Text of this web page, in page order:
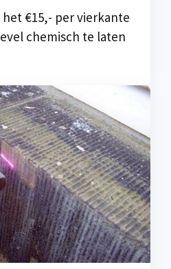
€15,- per vierkante
chemisch te laten